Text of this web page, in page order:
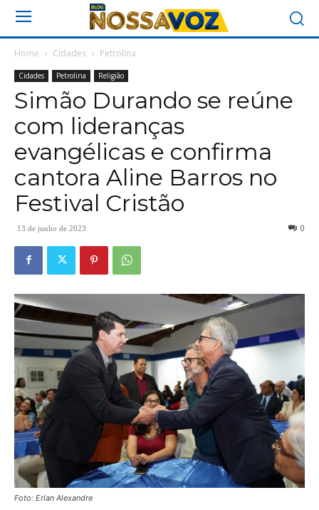
Home Cidades Petrolina
Cidades Petrolina Religião
Simão Durando se reúne
com lideranças
evangélicas e confirma
cantora Aline Barros no
Festival Cristão
13 de junho de 2023 0
Foto: Erlan Alexandre